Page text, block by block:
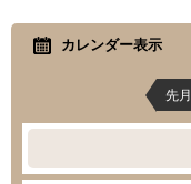
カレンダー表示
先月